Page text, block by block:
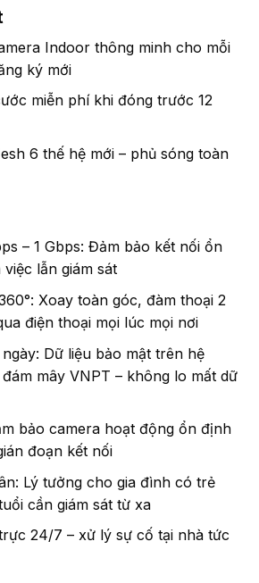
Indoor thông minh cho mỗi
ký mới
miễn phí khi đóng trước 12
6 thế hệ mới – phủ sóng toàn
– 1 Gbps: Đảm bảo kết nối ổn
lẫn giám sát
Xoay toàn góc, đàm thoại 2
điện thoại mọi lúc mọi nơi
Dữ liệu bảo mật trên hệ
mây VNPT – không lo mất dữ
bảo camera hoạt động ổn định
đoạn kết nối
Lý tưởng cho gia đình có trẻ
cần giám sát từ xa
24/7 – xử lý sự cố tại nhà tức